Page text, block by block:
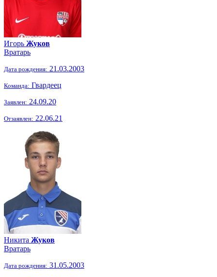
Игорь Жуков
Вратарь
Дата рождения: 21.03.2003
Команда: Гвардеец
Заявлен: 24.09.20
Отзаявлен: 22.06.21
Никита Жуков
Вратарь
Дата рождения: 31.05.2003